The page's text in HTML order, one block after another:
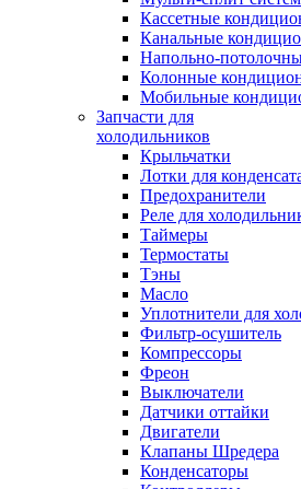
Кассетные
Канальные
Напольно-
Колонные
Мобильные
Запчасти для
холодильников
Крыльчатки
Лотки для
Предохранители
Реле для
Таймеры
Термостаты
Тэны
Масло
Уплотнители для
Фильтр-осушитель
Компрессоры
Фреон
Выключатели
Датчики оттайки
Двигатели
Клапаны Шредера
Конденсаторы